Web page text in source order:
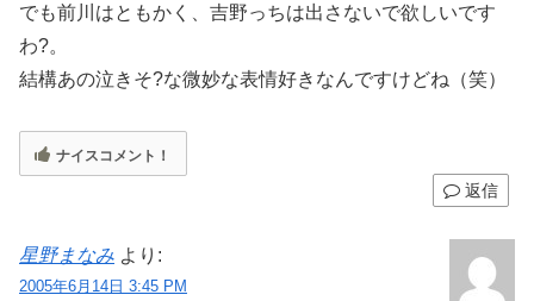
でも前川はともかく、吉野っちは出さないで欲しいです
わ?。
結構あの泣きそ?な微妙な表情好きなんですけどね（笑）
ナイスコメント！
返信
星野まなみ より:
2005年6月14日 3:45 PM